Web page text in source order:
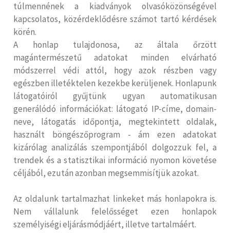
túlmennének a kiadványok olvasóközönségével
kapcsolatos, közérdeklődésre számot tartó kérdések
körén.
A honlap tulajdonosa, az általa őrzött
magántermészetű adatokat minden elvárható
módszerrel védi attól, hogy azok részben vagy
egészben illetéktelen kezekbe kerüljenek. Honlapunk
látogatóiról gyűjtünk ugyan automatikusan
generálódó információkat: látogató IP-címe, domain-
neve, látogatás időpontja, megtekintett oldalak,
használt böngészőprogram - ám ezen adatokat
kizárólag analizálás szempontjából dolgozzuk fel, a
trendek és a statisztikai információ nyomon követése
céljából, ezután azonban megsemmisítjük azokat.
Az oldalunk tartalmazhat linkeket más honlapokra is.
Nem vállalunk felelősséget ezen honlapok
személyiségi eljárásmódjáért, illetve tartalmáért.